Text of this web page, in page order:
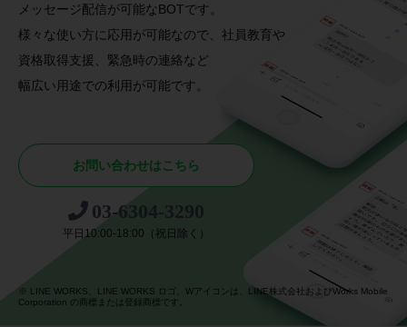
メッセージ配信が可能なBOTです。
様々な使い方に応用が可能なので、社員教育や
資格取得支援、 緊急時の連絡など
幅広い用途での利用が可能です。
お問い合わせはこちら
03-6304-3290
平日10:00-18:00（祝日除く）
※ LINE WORKS、LINE WORKS ロゴ、Wアイコンは、LINE株式会社およびWorks Mobile
Corporation の商標または登録商標です。